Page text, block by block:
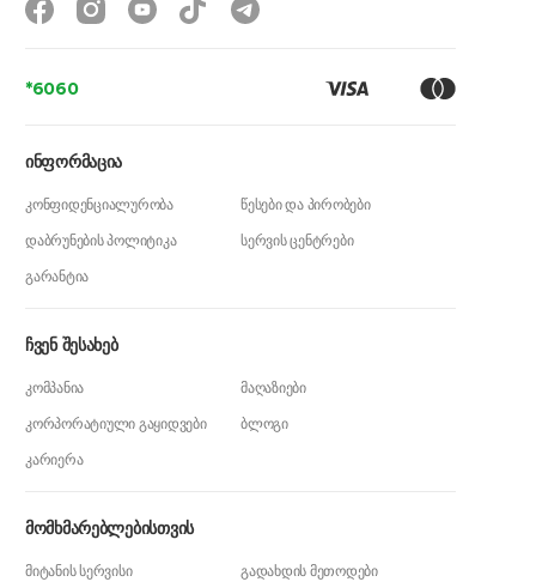
შეტყობინებების ნახვა, აქტივობის შემოწმება და
უსაფრთხოებას და სასიამოვნო გამოცდილებას
უზრუნველყოფს. სმარტ საათი გვთავაზობს ისეთ
ფუნქციებს, როგორიცაა GPS, SOS და სხვა
პატარების უსაფრთხოების გაუმჯობესება-
შენარჩუნებაში ეხმარება.
სმარტ საათები ქალებისა და
მამაკაცებისთვის
ჩვენი ქალის და მამაკაცის ჭკვიანი საათების
*6060
ჩვენ შესახებ
კომპანია
მაღაზიები
კორპორატიული გაყიდვები
ბლოგი
კარიერა
ინფორმაცია
კონფიდენციალურობა
წესები და პირობები
დაბრუნების პოლიტიკა
სერვის ცენტრები
გარანტია
მომხმარებლებისთვის
მიტანის სერვისი გადახდის მეთოდები